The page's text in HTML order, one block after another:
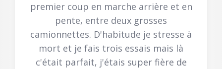
premier coup en marche arrière et en
pente, entre deux grosses
camionnettes. D'habitude je stresse à
mort et je fais trois essais mais là
c'était parfait, j'étais super fière de